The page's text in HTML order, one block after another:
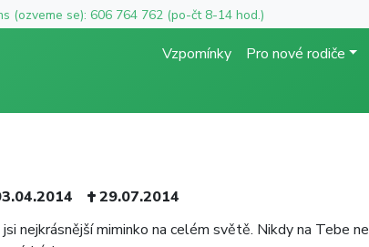
(ozveme se): 606 764 762 (po-čt 8-14 hod.)
Vzpomínky Pro nové rodiče
29.07.2014
nejkrásnější miminko na celém světě. Nikdy na Tebe